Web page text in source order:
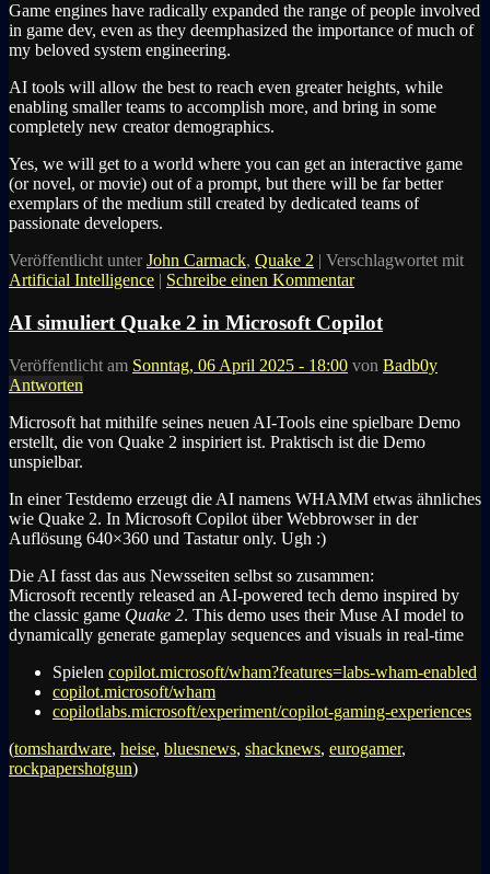
Game engines have radically expanded the range of people involved
in game dev, even as they deemphasized the importance of much of
my beloved system engineering.
AI tools will allow the best to reach even greater heights, while
enabling smaller teams to accomplish more, and bring in some
completely new creator demographics.
Yes, we will get to a world where you can get an interactive game
(or novel, or movie) out of a prompt, but there will be far better
exemplars of the medium still created by dedicated teams of
passionate developers.
Veröffentlicht unter John Carmack, Quake 2 | Verschlagwortet mit
Artificial Intelligence | Schreibe einen Kommentar
AI simuliert Quake 2 in Microsoft Copilot
Veröffentlicht am Sonntag, 06 April 2025 - 18:00 von Badb0y
Antworten
Microsoft hat mithilfe seines neuen AI-Tools eine spielbare Demo
erstellt, die von Quake 2 inspiriert ist. Praktisch ist die Demo
unspielbar.
In einer Testdemo erzeugt die AI namens WHAMM etwas ähnliches
wie Quake 2. In Microsoft Copilot über Webbrowser in der
Auflösung 640×360 und Tastatur only. Ugh :)
Die AI fasst das aus Newsseiten selbst so zusammen:
Microsoft recently released an AI-powered tech demo inspired by
the classic game Quake 2. This demo uses their Muse AI model to
dynamically generate gameplay sequences and visuals in real-time
Spielen copilot.microsoft/wham?features=labs-wham-enabled
copilot.microsoft/wham
copilotlabs.microsoft/experiment/copilot-gaming-experiences
(tomshardware, heise, bluesnews, shacknews, eurogamer,
rockpapershotgun)